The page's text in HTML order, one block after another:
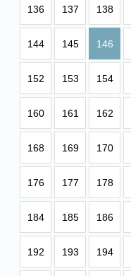
136 137 138
144 145 146
152 153 154
160 161 162
168 169 170
176 177 178
184 185 186
192 193 194